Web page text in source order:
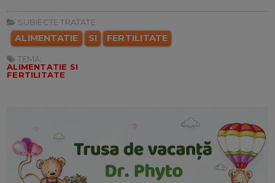
SUBIECTE TRATATE:
ALIMENTATIE SI FERTILITATE
TEMA:
ALIMENTATIE SI
FERTILITATE